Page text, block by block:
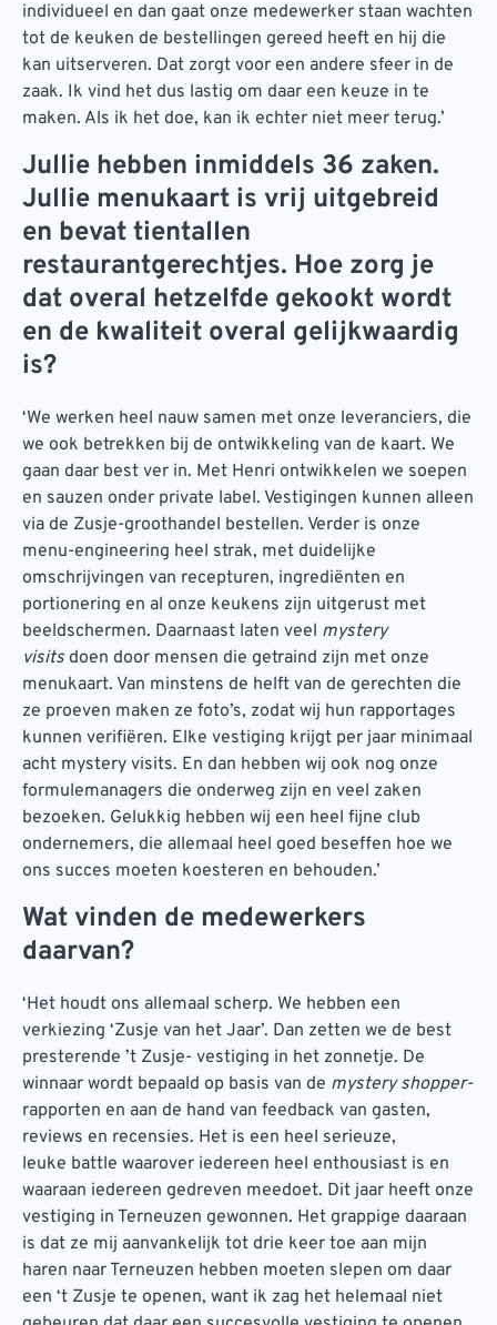
individueel en dan gaat onze medewerker staan wachten
tot de keuken de bestellingen gereed heeft en hij die
kan uitserveren. Dat zorgt voor een andere sfeer in de
zaak. Ik vind het dus lastig om daar een keuze in te
maken. Als ik het doe, kan ik echter niet meer terug.’
Jullie hebben inmiddels 36 zaken.
Jullie menukaart is vrij uitgebreid
en bevat tientallen
restaurantgerechtjes. Hoe zorg je
dat overal hetzelfde gekookt wordt
en de kwaliteit overal gelijkwaardig
is?
‘We werken heel nauw samen met onze leveranciers, die
we ook betrekken bij de ontwikkeling van de kaart. We
gaan daar best ver in. Met Henri ontwikkelen we soepen
en sauzen onder private label. Vestigingen kunnen alleen
via de Zusje-groothandel bestellen. Verder is onze
menu-engineering heel strak, met duidelijke
omschrijvingen van recepturen, ingrediënten en
portionering en al onze keukens zijn uitgerust met
beeldschermen. Daarnaast laten veel mystery
visits doen door mensen die getraind zijn met onze
menukaart. Van minstens de helft van de gerechten die
ze proeven maken ze foto’s, zodat wij hun rapportages
kunnen verifiëren. Elke vestiging krijgt per jaar minimaal
acht mystery visits. En dan hebben wij ook nog onze
formulemanagers die onderweg zijn en veel zaken
bezoeken. Gelukkig hebben wij een heel fijne club
ondernemers, die allemaal heel goed beseffen hoe we
ons succes moeten koesteren en behouden.’
Wat vinden de medewerkers
daarvan?
‘Het houdt ons allemaal scherp. We hebben een
verkiezing ‘Zusje van het Jaar’. Dan zetten we de best
presterende ’t Zusje- vestiging in het zonnetje. De
winnaar wordt bepaald op basis van de mystery shopper-
rapporten en aan de hand van feedback van gasten,
reviews en recensies. Het is een heel serieuze,
leuke battle waarover iedereen heel enthousiast is en
waaraan iedereen gedreven meedoet. Dit jaar heeft onze
vestiging in Terneuzen gewonnen. Het grappige daaraan
is dat ze mij aanvankelijk tot drie keer toe aan mijn
haren naar Terneuzen hebben moeten slepen om daar
een ‘t Zusje te openen, want ik zag het helemaal niet